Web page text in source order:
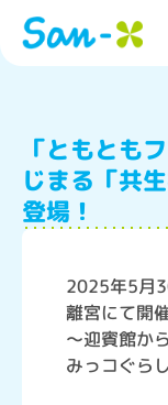
「ともとも
じまる「共
登場！
2025年5月
離宮にて開
～迎賓館か
みっコぐら